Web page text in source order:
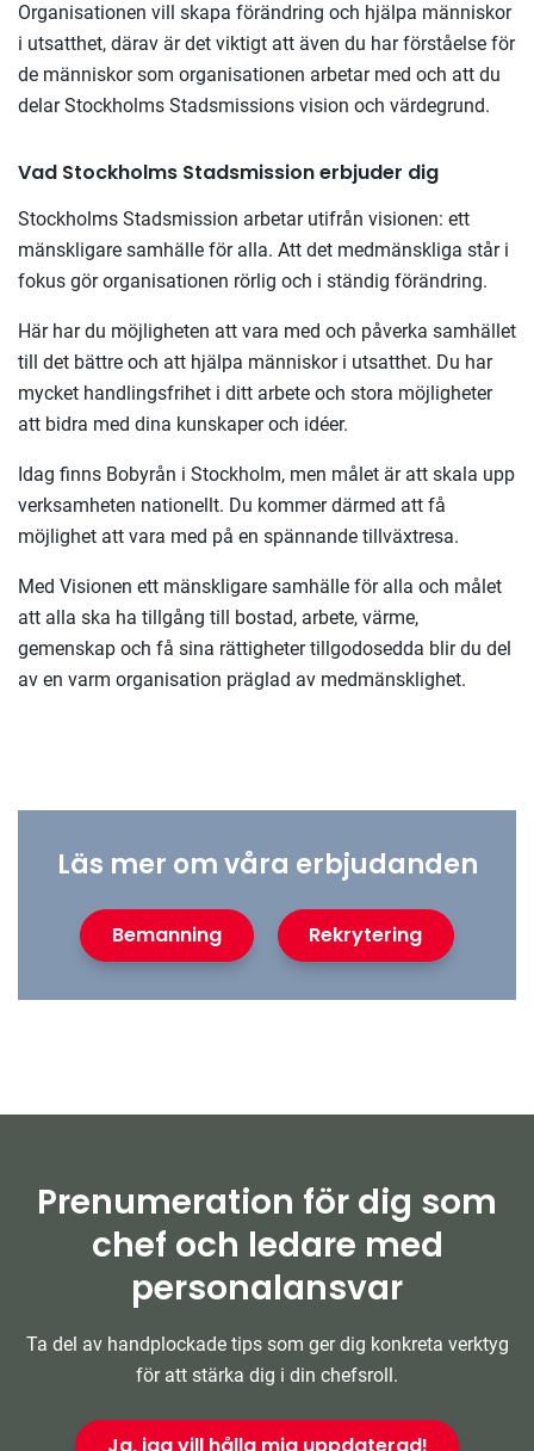
Organisationen vill skapa förändring och hjälpa människor
i utsatthet, därav är det viktigt att även du har förståelse för
de människor som organisationen arbetar med och att du
delar Stockholms Stadsmissions vision och värdegrund.
Vad Stockholms Stadsmission erbjuder dig
Stockholms Stadsmission arbetar utifrån visionen: ett
mänskligare samhälle för alla. Att det medmänskliga står i
fokus gör organisationen rörlig och i ständig förändring.
Här har du möjligheten att vara med och påverka samhället
till det bättre och att hjälpa människor i utsatthet. Du har
mycket handlingsfrihet i ditt arbete och stora möjligheter
att bidra med dina kunskaper och idéer.
Idag finns Bobyrån i Stockholm, men målet är att skala upp
verksamheten nationellt. Du kommer därmed att få
möjlighet att vara med på en spännande tillväxtresa.
Med Visionen ett mänskligare samhälle för alla och målet
att alla ska ha tillgång till bostad, arbete, värme,
gemenskap och få sina rättigheter tillgodosedda blir du del
av en varm organisation präglad av medmänsklighet.
Läs mer om våra erbjudanden
Bemanning Rekrytering
Prenumeration för dig som
chef och ledare med
personalansvar
Ta del av handplockade tips som ger dig konkreta verktyg
för att stärka dig i din chefsroll.